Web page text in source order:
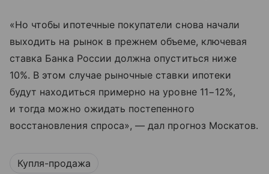
«Но чтобы ипотечные покупатели снова начали
выходить на рынок в прежнем объеме, ключевая
ставка Банка России должна опуститься ниже
10%. В этом случае рыночные ставки ипотеки
будут находиться примерно на уровне 11−12%,
и тогда можно ожидать постепенного
восстановления спроса», — дал прогноз Москатов.
Купля-продажа